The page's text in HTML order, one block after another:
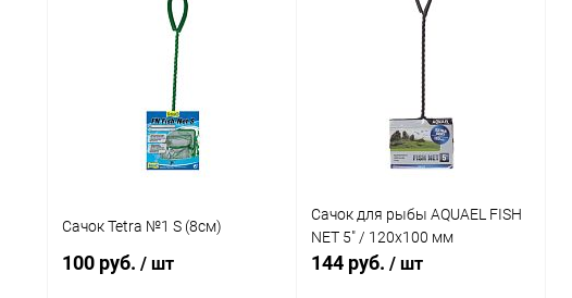
Сачок Tetra №1 S (8см)
100 руб. / шт
Сачок для рыбы AQUAEL FISH
NET 5" / 120х100 мм
144 руб. / шт